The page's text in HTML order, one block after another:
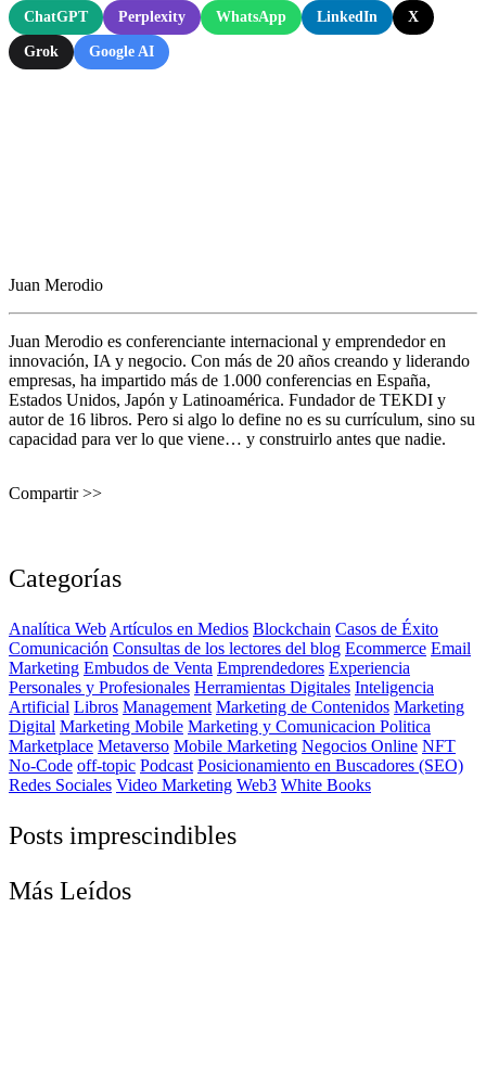
ChatGPT Perplexity WhatsApp LinkedIn X
Grok Google AI
Juan Merodio
Juan Merodio es conferenciante internacional y emprendedor en
innovación, IA y negocio. Con más de 20 años creando y liderando
empresas, ha impartido más de 1.000 conferencias en España,
Estados Unidos, Japón y Latinoamérica. Fundador de TEKDI y
autor de 16 libros. Pero si algo lo define no es su currículum, sino su
capacidad para ver lo que viene… y construirlo antes que nadie.
Compartir >>
Categorías
Analítica Web Artículos en Medios Blockchain Casos de Éxito
Comunicación Consultas de los lectores del blog Ecommerce Email
Marketing Embudos de Venta Emprendedores Experiencia
Personales y Profesionales Herramientas Digitales Inteligencia
Artificial Libros Management Marketing de Contenidos Marketing
Digital Marketing Mobile Marketing y Comunicacion Politica
Marketplace Metaverso Mobile Marketing Negocios Online NFT
No-Code off-topic Podcast Posicionamiento en Buscadores (SEO)
Redes Sociales Video Marketing Web3 White Books
Posts imprescindibles
Más Leídos